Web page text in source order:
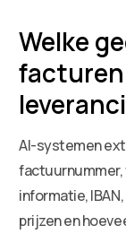
Welke
AI-systemen
informatie,
prijzen en